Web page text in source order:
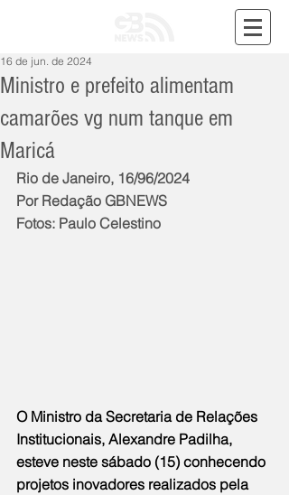
Ministro e prefeito alimentam
camarões vg num tanque em
Maricá
16 de jun. de 2024
Rio de Janeiro, 16/96/2024
Por Redação GBNEWS
Fotos: Paulo Celestino
O Ministro da Secretaria de Relações
Institucionais, Alexandre Padilha,
esteve neste sábado (15) conhecendo
projetos inovadores realizados pela